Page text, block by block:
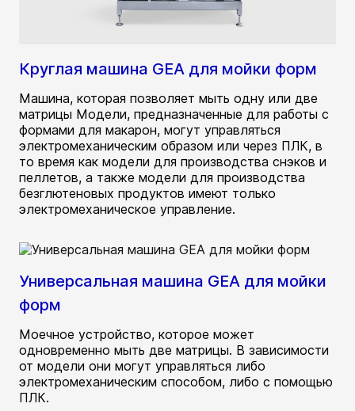
Круглая машина GEA для мойки форм
Машина, которая позволяет мыть одну или две
матрицы Модели, предназначенные для работы с
формами для макарон, могут управляться
электромеханическим образом или через ПЛК, в
то время как модели для производства снэков и
пеллетов, а также модели для производства
безглютеновых продуктов имеют только
электромеханическое управление.
Универсальная машина GEA для мойки
форм
Моечное устройство, которое может
одновременно мыть две матрицы. В зависимости
от модели они могут управляться либо
электромеханическим способом, либо с помощью
ПЛК.